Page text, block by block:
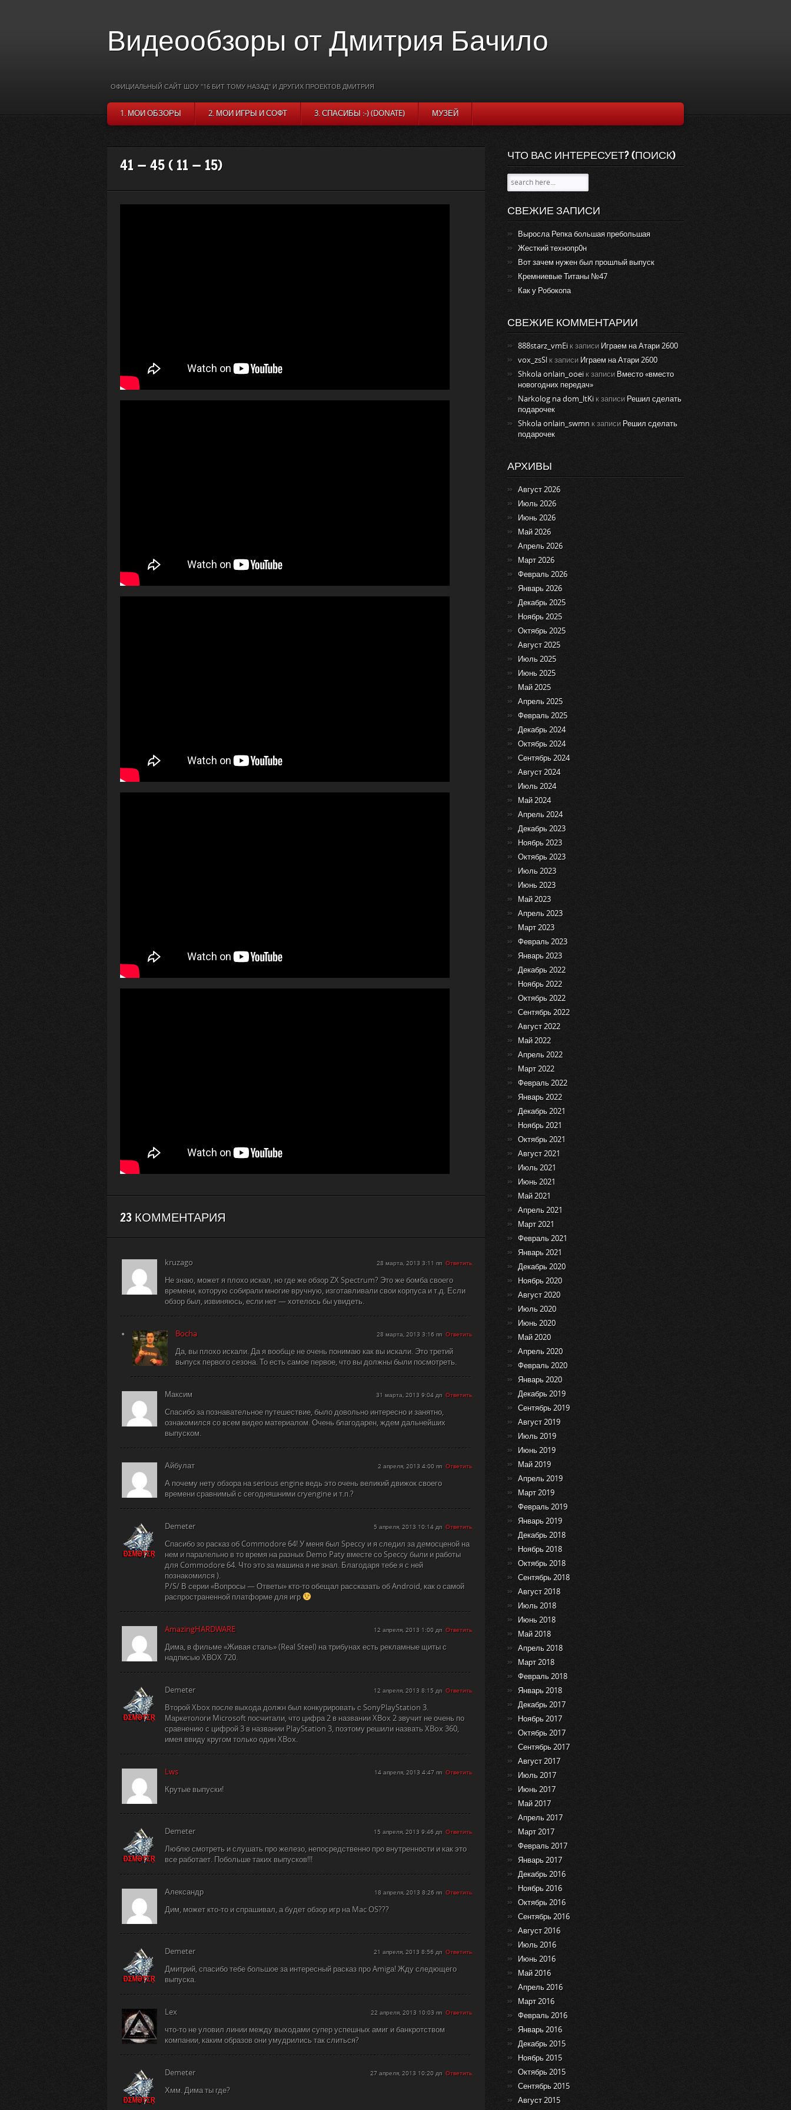
Видеообзоры от Дмитрия Бачило
ОФИЦИАЛЬНЫЙ САЙТ ШОУ "16 БИТ ТОМУ НАЗАД" И ДРУГИХ ПРОЕКТОВ ДМИТРИЯ
1. МОИ ОБЗОРЫ 2. МОИ ИГРЫ И СОФТ 3. СПАСИБЫ :-) (DONATE) МУЗЕЙ
41 — 45 ( 11 — 15)
23 КОММЕНТАРИЯ
kruzago 28 марта, 2013 3:11 пп Ответить
Не знаю, может я плохо искал, но где же обзор ZX Spectrum? Это же бомба своего
времени, которую собирали многие вручную, изготавливали свои корпуса и т.д. Если
обзор был, извиняюсь, если нет — хотелось бы увидеть.
Bocha 28 марта, 2013 3:16 пп Ответить
Да, вы плохо искали. Да я вообще не очень понимаю как вы искали. Это третий
выпуск первого сезона. То есть самое первое, что вы должны были посмотреть.
Максим 31 марта, 2013 9:04 дп Ответить
Спасибо за познавательное путешествие, было довольно интересно и занятно,
ознакомился со всем видео материалом. Очень благодарен, ждем дальнейших
выпуском.
Айбулат 2 апреля, 2013 4:00 пп Ответить
А почему нету обзора на serious engine ведь это очень великий движок своего
времени сравнимый с сегодняшними cryengine и т.п.?
Demeter 5 апреля, 2013 10:14 дп Ответить
Спасибо зо расказ об Commodore 64! У меня был Speccy и я следил за демосценой на
нем и паралельно в то время на разных Demo Paty вместе со Speccy были и работы
для Commodore 64. Что это за машина я не знал. Благодаря тебе я с ней
познакомился ).
P/S/ В серии «Вопросы — Ответы» кто-то обещал рассказать об Android, как о самой
распространенной платформе для игр
AmazingHARDWARE 12 апреля, 2013 1:00 дп Ответить
Дима, в фильме «Живая сталь» (Real Steel) на трибунах есть рекламные щиты с
надписью XBOX 720.
Demeter 12 апреля, 2013 8:15 дп Ответить
Второй Xbox после выхода должн был конкурировать с SonyPlayStation 3.
Маркетологи Microsoft посчитали, что цифра 2 в названии XBox 2 звучит не очень по
сравнению с цифрой 3 в названии PlayStation 3, поэтому решили назвать XBox 360,
имея ввиду кругом только один XBox.
Lws 14 апреля, 2013 4:47 пп Ответить
Крутые выпуски!
Demeter 15 апреля, 2013 9:46 дп Ответить
Люблю смотреть и слушать про железо, непосредственно про внутренности и как это
все работает. Побольше таких выпусков!!!
Александр 18 апреля, 2013 8:26 пп Ответить
Дим, может кто-то и спрашивал, а будет обзор игр на Mac OS???
Demeter 21 апреля, 2013 8:56 дп Ответить
Дмитрий, спасибо тебе большое за интересный расказ про Amigа! Жду следющего
выпуска.
Lex 22 апреля, 2013 10:03 пп Ответить
что-то не уловил линии между выходами супер успешных амиг и банкротством
компании, каким образов они умудрились так слиться?
Demeter 27 апреля, 2013 10:20 дп Ответить
Хмм. Дима ты где?
ЧТО ВАС ИНТЕРЕСУЕТ? (ПОИСК)
СВЕЖИЕ ЗАПИСИ
Выросла Репка большая пребольшая
Жесткий технопр0н
Вот зачем нужен был прошлый выпуск
Кремниевые Титаны №47
Как у Робокопа
СВЕЖИЕ КОММЕНТАРИИ
888starz_vmEi к записи Играем на Атари 2600
vox_zsSl к записи Играем на Атари 2600
Shkola onlain_ooei к записи Вместо «вместо
новогодних передач»
Narkolog na dom_ltKi к записи Решил сделать
подарочек
Shkola onlain_swmn к записи Решил сделать
подарочек
АРХИВЫ
Август 2026
Июль 2026
Июнь 2026
Май 2026
Апрель 2026
Март 2026
Февраль 2026
Январь 2026
Декабрь 2025
Ноябрь 2025
Октябрь 2025
Август 2025
Июль 2025
Июнь 2025
Май 2025
Апрель 2025
Февраль 2025
Декабрь 2024
Октябрь 2024
Сентябрь 2024
Август 2024
Июль 2024
Май 2024
Апрель 2024
Декабрь 2023
Ноябрь 2023
Октябрь 2023
Июль 2023
Июнь 2023
Май 2023
Апрель 2023
Март 2023
Февраль 2023
Январь 2023
Декабрь 2022
Ноябрь 2022
Октябрь 2022
Сентябрь 2022
Август 2022
Май 2022
Апрель 2022
Март 2022
Февраль 2022
Январь 2022
Декабрь 2021
Ноябрь 2021
Октябрь 2021
Август 2021
Июль 2021
Июнь 2021
Май 2021
Апрель 2021
Март 2021
Февраль 2021
Январь 2021
Декабрь 2020
Ноябрь 2020
Август 2020
Июль 2020
Июнь 2020
Май 2020
Апрель 2020
Февраль 2020
Январь 2020
Декабрь 2019
Сентябрь 2019
Август 2019
Июль 2019
Июнь 2019
Май 2019
Апрель 2019
Март 2019
Февраль 2019
Январь 2019
Декабрь 2018
Ноябрь 2018
Октябрь 2018
Сентябрь 2018
Август 2018
Июль 2018
Июнь 2018
Май 2018
Апрель 2018
Март 2018
Февраль 2018
Январь 2018
Декабрь 2017
Ноябрь 2017
Октябрь 2017
Сентябрь 2017
Август 2017
Июль 2017
Июнь 2017
Май 2017
Апрель 2017
Март 2017
Февраль 2017
Январь 2017
Декабрь 2016
Ноябрь 2016
Октябрь 2016
Сентябрь 2016
Август 2016
Июль 2016
Июнь 2016
Май 2016
Апрель 2016
Март 2016
Февраль 2016
Январь 2016
Декабрь 2015
Ноябрь 2015
Октябрь 2015
Сентябрь 2015
Август 2015